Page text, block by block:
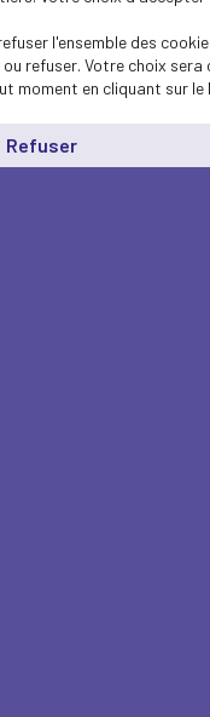
l'ensemble des
refuser. Votre choix
moment en cliquant sur le
Refuser